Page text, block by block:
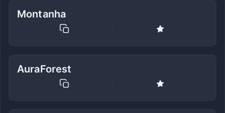
Montanha
AuraForest